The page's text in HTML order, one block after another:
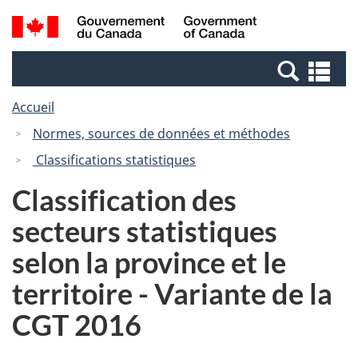
Passer
au
Passer
à
Canada
Recherche
et
et
Accueil
Normes, sources de données et méthodes
Classifications statistiques
Classification des
secteurs statistiques
selon la province et le
territoire - Variante de la
CGT 2016